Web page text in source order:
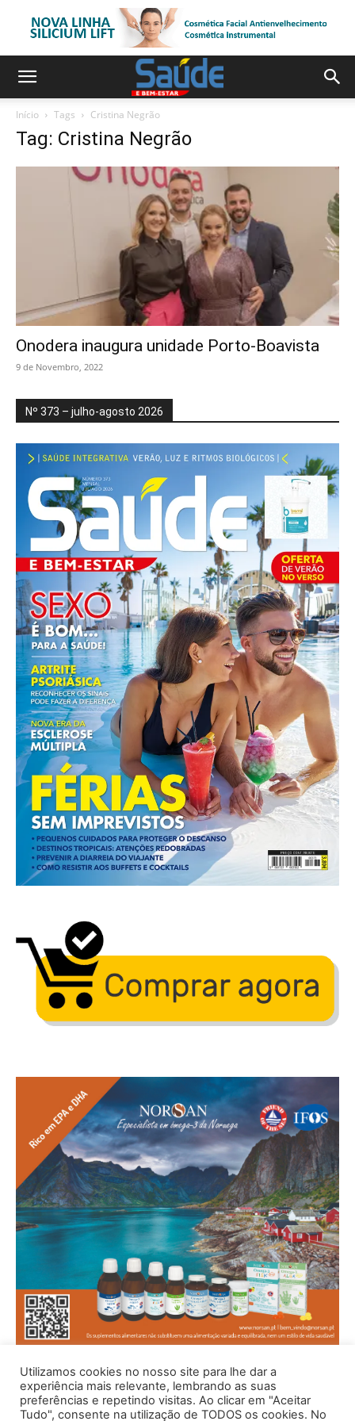
Início Tags Cristina Negrão
Tag: Cristina Negrão
Onodera inaugura unidade Porto-Boavista
9 de Novembro, 2022
Nº 373 – julho-agosto 2026
Utilizamos cookies no nosso site para lhe dar a
experiência mais relevante, lembrando as suas
preferências e repetindo visitas. Ao clicar em "Aceitar
Tudo", consente na utilização de TODOS os cookies. No